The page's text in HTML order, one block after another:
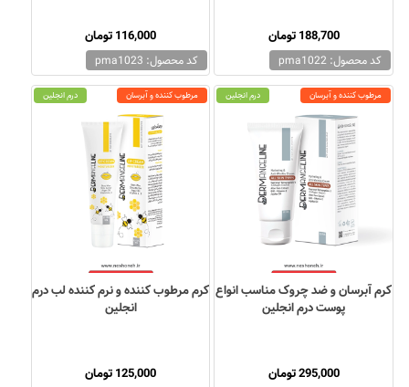
کد محصول: pma1022
188,700 تومان
کد محصول: pma1023
116,000 تومان
مرطوب کننده و آبرسان درم انجلین
کرم آبرسان و ضد چروک مناسب انواع
پوست درم انجلین
295,000 تومان
مرطوب کننده و آبرسان درم انجلین
کرم مرطوب کننده و نرم کننده لب درم
انجلین
125,000 تومان